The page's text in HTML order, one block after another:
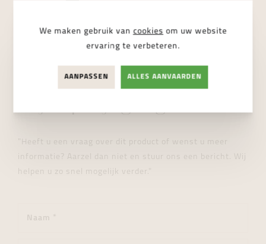
STUUR ONS EEN BERICHT
"Heeft u een vraag over dit product of wenst u meer
informatie? Aarzel dan niet en stuur ons een bericht. Wij
helpen u zo snel mogelijk verder."
We maken gebruik van cookies om uw website
ervaring te verbeteren.
AANPASSEN ALLES AANVAARDEN